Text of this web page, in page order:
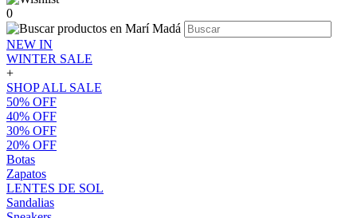
0
NEW IN
WINTER SALE
+
SHOP ALL SALE
50% OFF
40% OFF
30% OFF
20% OFF
Botas
Zapatos
LENTES DE SOL
Sandalias